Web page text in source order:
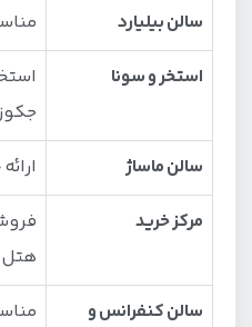
سالن بیلیارد
استخر و سونا
سالن ماساژ
مرکز خرید
هتل
سالن کنفرانس و